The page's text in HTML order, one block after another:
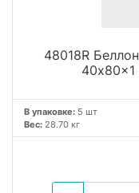
48018R
40x80x1
В упаковке: 5 шт
Вес: 28.70 кг